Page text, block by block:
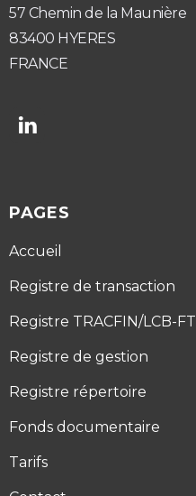
57 Chemin de la Maunière
83400 HYERES
FRANCE

PAGES
Accueil
Registre de transaction
Registre TRACFIN/LCB-FT
Registre de gestion
Registre répertoire
Fonds documentaire
Tarifs